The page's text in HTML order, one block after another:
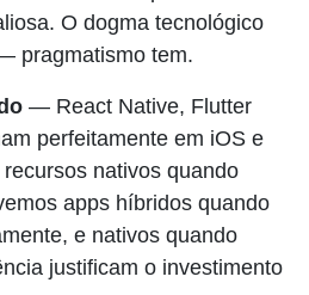
O dogma tecnológico
pragmatismo tem.
— React Native, Flutter
perfeitamente em iOS e
nativos quando
apps híbridos quando
e nativos quando
justificam o investimento